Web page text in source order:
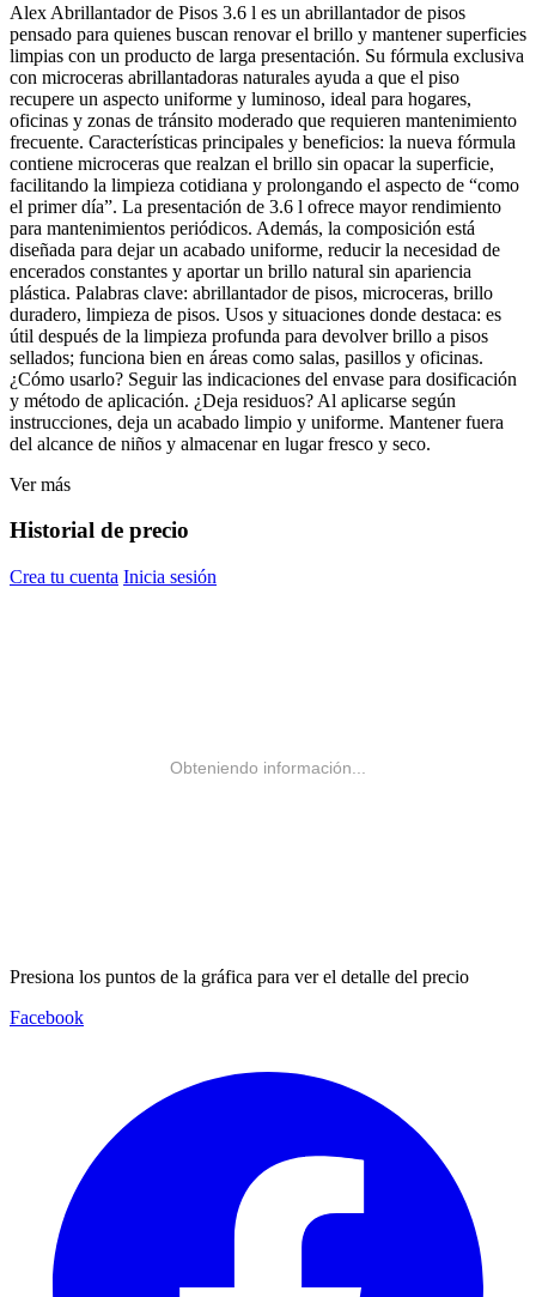
Alex Abrillantador de Pisos 3.6 l es un abrillantador de pisos
pensado para quienes buscan renovar el brillo y mantener superficies
limpias con un producto de larga presentación. Su fórmula exclusiva
con microceras abrillantadoras naturales ayuda a que el piso
recupere un aspecto uniforme y luminoso, ideal para hogares,
oficinas y zonas de tránsito moderado que requieren mantenimiento
frecuente. Características principales y beneficios: la nueva fórmula
contiene microceras que realzan el brillo sin opacar la superficie,
facilitando la limpieza cotidiana y prolongando el aspecto de “como
el primer día”. La presentación de 3.6 l ofrece mayor rendimiento
para mantenimientos periódicos. Además, la composición está
diseñada para dejar un acabado uniforme, reducir la necesidad de
encerados constantes y aportar un brillo natural sin apariencia
plástica. Palabras clave: abrillantador de pisos, microceras, brillo
duradero, limpieza de pisos. Usos y situaciones donde destaca: es
útil después de la limpieza profunda para devolver brillo a pisos
sellados; funciona bien en áreas como salas, pasillos y oficinas.
¿Cómo usarlo? Seguir las indicaciones del envase para dosificación
y método de aplicación. ¿Deja residuos? Al aplicarse según
instrucciones, deja un acabado limpio y uniforme. Mantener fuera
del alcance de niños y almacenar en lugar fresco y seco.
Ver más
Historial de precio
Crea tu cuenta Inicia sesión
Obteniendo información...
Presiona los puntos de la gráfica para ver el detalle del precio
Facebook